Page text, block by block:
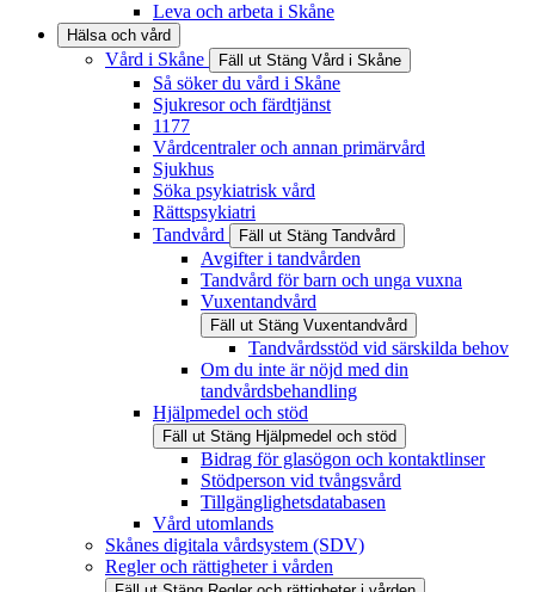
Leva och arbeta i Skåne
Hälsa och vård
Vård i Skåne Fäll ut Stäng Vård i Skåne
Så söker du vård i Skåne
Sjukresor och färdtjänst
1177
Vårdcentraler och annan primärvård
Sjukhus
Söka psykiatrisk vård
Rättspsykiatri
Tandvård
Fäll ut Stäng Tandvård
Avgifter i tandvården
Tandvård för barn och unga vuxna
Vuxentandvård
Fäll ut Stäng Vuxentandvård
Tandvårdsstöd vid särskilda behov
Om du inte är nöjd med din
tandvårdsbehandling
Hjälpmedel och stöd
Fäll ut Stäng Hjälpmedel och stöd
Bidrag för glasögon och kontaktlinser
Stödperson vid tvångsvård
Tillgänglighetsdatabasen
Vård utomlands
Skånes digitala vårdsystem (SDV)
Regler och rättigheter i vården